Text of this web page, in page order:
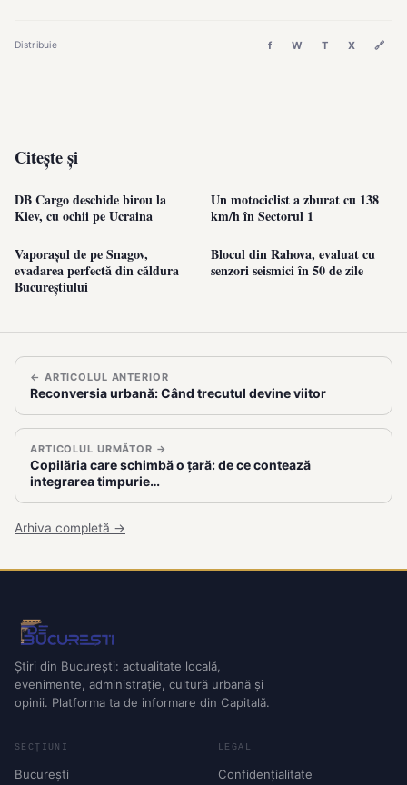
Distribuie f W T X 🔗
Citește și
DB Cargo deschide birou la
Kiev, cu ochii pe Ucraina
Un motociclist a zburat cu 138
km/h în Sectorul 1
Vaporașul de pe Snagov,
evadarea perfectă din căldura
Bucureștiului
Blocul din Rahova, evaluat cu
senzori seismici în 50 de zile
← ARTICOLUL ANTERIOR
Reconversia urbană: Când trecutul devine viitor
ARTICOLUL URMĂTOR →
Copilăria care schimbă o țară: de ce contează
integrarea timpurie…
Arhiva completă →
Știri din București: actualitate locală,
evenimente, administrație, cultură urbană și
opinii. Platforma ta de informare din Capitală.
SECȚIUNI
București
LEGAL
Confidențialitate